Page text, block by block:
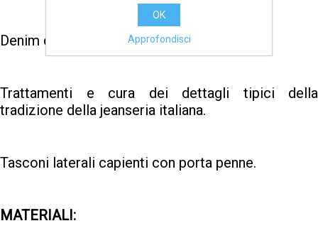
Denim cargo stone washed, elasticizzato.
Trattamenti e cura dei dettagli tipici della
tradizione della jeanseria italiana.
Tasconi laterali capienti con porta penne.
MATERIALI:
OK
Approfondisci